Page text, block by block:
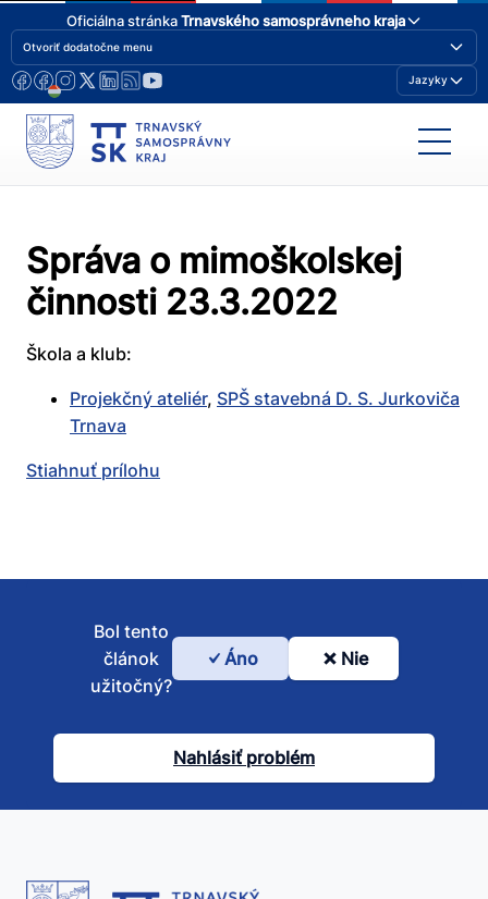
Oficiálna stránkaTrnavského samosprávneho kraja
Otvoriť dodatočne menu
Jazyky
Správa o mimoškolskej
činnosti 23.3.2022
Škola a klub:
Projekčný ateliér, SPŠ stavebná D. S. Jurkoviča
Trnava
Stiahnuť prílohu
Bol
článok
užitočný?
Bol tento
článok
užitočný?
Áno Nie
Nahlásiť problém